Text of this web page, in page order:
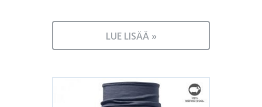
LUE LISÄÄ »